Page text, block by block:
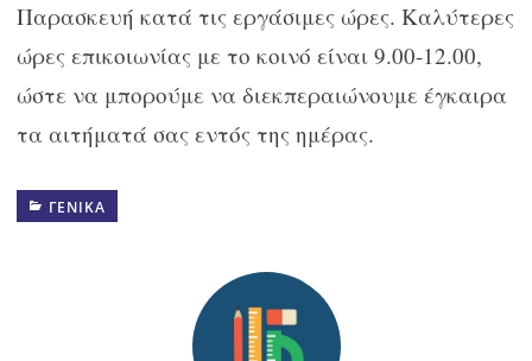
Παρασκευή κατά τις εργάσιμες ώρες. Καλύτερες
ώρες επικοιωνίας με το κοινό είναι 9.00-12.00,
ώστε να μπορούμε να διεκπεραιώνουμε έγκαιρα
τα αιτήματά σας εντός της ημέρας.
ΓΕΝΙΚΆ